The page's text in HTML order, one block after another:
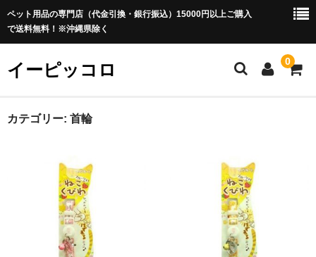
ペット用品の専門店（代金引換・銀行振込）15000円以上ご購入
で送料無料！※沖縄県除く
イーピッコロ 0
ホーム
ドッグフード
ドライフード
セミモイストフード
カテゴリー: 首輪